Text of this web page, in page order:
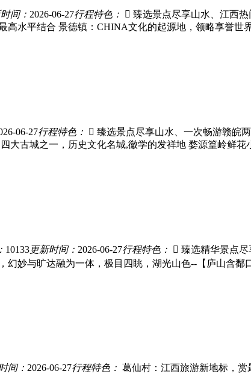
间： 2026-06-27行程特色：
 臻选景点尽享山水、江西
水平结合 景德镇：CHINA文化的起源地，领略享誉世
06-27行程特色：
 臻选景点尽享山水、一次畅游赣皖
古城之一，历史文化名城,徽学的发祥地 婺源篁岭鲜
10133更新时间： 2026-06-27行程特色：
 臻选精华景点
妙与旷达融为一体，极目四眺，湖光山色--【庐山含鄱
间： 2026-06-27行程特色： 葛仙村：江西旅游新地标，